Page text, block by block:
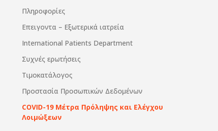
Πληροφορίες
Επειγοντα – Εξωτερικά ιατρεία
International Patients Department
Συχνές ερωτήσεις
Τιμοκατάλογος
Προστασία Προσωπικών Δεδομένων
COVID-19 Μέτρα Πρόληψης και Ελέγχου
Λοιμώξεων